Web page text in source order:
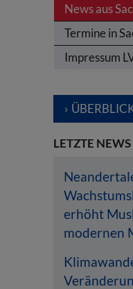
News aus
Termine in
Impressum
LETZTE NEWS
erhöht
modernen